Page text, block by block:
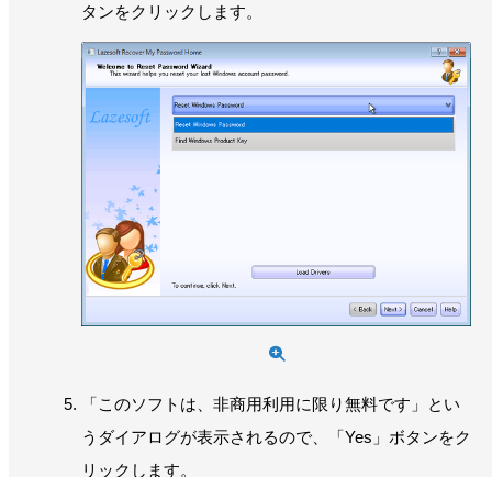
タンをクリックします。
「このソフトは、非商用利用に限り無料です」とい
うダイアログが表示されるので、「Yes」ボタンをク
リックします。